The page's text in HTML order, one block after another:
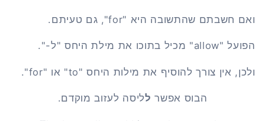
ואם חשבתם שהתשובה היא "for", גם טעיתם.
הפועל "allow" מכיל בתוכו את מילת היחס "ל-".
ולכן, אין צורך להוסיף את מילות היחס "to" או "for".
הבוס אפשר לליסה לעזוב מוקדם.